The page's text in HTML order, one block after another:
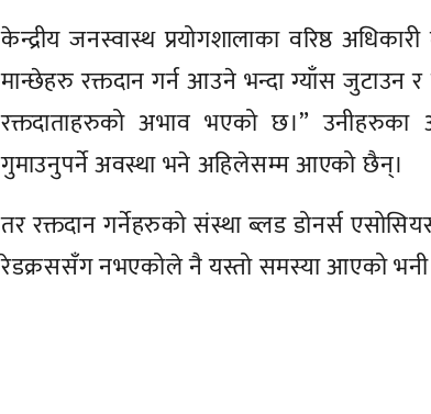
केन्द्रीय जनस्वास्थ प्रयोगशालाका वरिष्ठ
मान्छेहरु रक्तदान गर्न आउने भन्दा ग्याँस जुटाउन
रक्तदाताहरुको अभाव भएको छ।”
गुमाउनुपर्ने अवस्था भने अहिलेसम्म आएको छैन्।
तर रक्तदान गर्नेहरुको संस्था ब्लड डोनर्स
रेडक्रससँग नभएकोले नै यस्तो समस्या आएको भनी